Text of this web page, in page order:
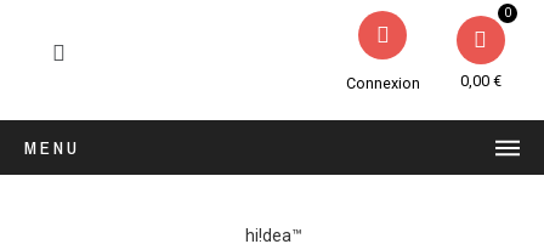
Connexion 0,00 €
MENU
hi!dea™